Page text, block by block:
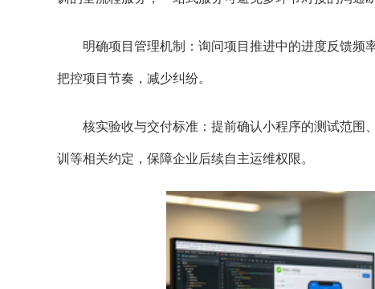
明确项目管理机制：询问项目推进中的进度反馈频
把控项目节奏，减少纠纷。
核实验收与交付标准：提前确认小程序的测试范围
训等相关约定，保障企业后续自主运维权限。